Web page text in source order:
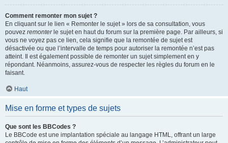
Comment remonter mon sujet ?
En cliquant sur le lien « Remonter le sujet » lors de sa consultation, vous
pouvez remonterle sujet en haut du forum sur la première page. Par ailleurs, si
vous ne voyez pas ce lien, cela signifie que la remontée de sujet est
désactivée ou que l’intervalle de temps pour autoriser la remontée n’est pas
atteint. Il est également possible de remonter un sujet simplement en y
répondant. Néanmoins, assurez-vous de respecter les règles du forum en le
faisant.
Haut
Mise en forme et types de sujets
Que sont les BBCodes ?
Le BBCode est une implantation spéciale au langage HTML, offrant un large